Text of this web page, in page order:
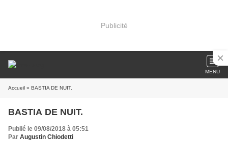
Publicité
MENU
Accueil » BASTIA DE NUIT.
BASTIA DE NUIT.
Publié le 09/08/2018 à 05:51
Par Augustin Chiodetti